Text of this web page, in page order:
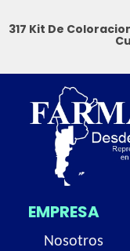
317 Kit De
EMPRESA
Nosotros